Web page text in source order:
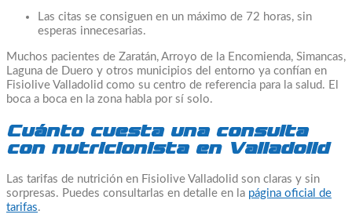
Las citas se consiguen en un máximo de 72 horas, sin
esperas innecesarias.
Muchos pacientes de Zaratán, Arroyo de la Encomienda, Simancas,
Laguna de Duero y otros municipios del entorno ya confían en
Fisiolive Valladolid como su centro de referencia para la salud. El
boca a boca en la zona habla por sí solo.
Cuánto cuesta una consulta
con nutricionista en Valladolid
Las tarifas de nutrición en Fisiolive Valladolid son claras y sin
sorpresas. Puedes consultarlas en detalle en la página oficial de
tarifas.